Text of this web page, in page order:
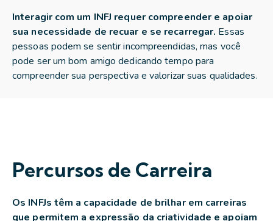
Interagir com um INFJ requer compreender e apoiar
sua necessidade de recuar e se recarregar. Essas
pessoas podem se sentir incompreendidas, mas você
pode ser um bom amigo dedicando tempo para
compreender sua perspectiva e valorizar suas qualidades.
Percursos de Carreira
Os INFJs têm a capacidade de brilhar em carreiras
que permitem a expressão da criatividade e apoiam